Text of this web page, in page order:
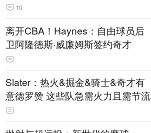
10
离开CBA！Haynes：自由球员后
卫阿隆德斯·威廉姆斯签约奇才
Slater：热火&掘金&骑士&奇才有
意德罗赞 这些队急需火力且需节流